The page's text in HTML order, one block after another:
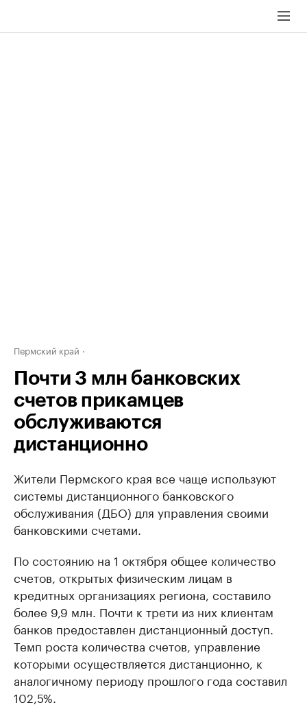
Пермский край
Почти 3 млн банковских
счетов прикамцев
обслуживаются
дистанционно
Жители Пермского края все чаще используют
системы дистанционного банковского
обслуживания (ДБО) для управления своими
банковскими счетами.
По состоянию на 1 октября общее количество
счетов, открытых физическим лицам в
кредитных организациях региона, составило
более 9,9 млн. Почти к трети из них клиентам
банков предоставлен дистанционный доступ.
Темп роста количества счетов, управление
которыми осуществляется дистанционно, к
аналогичному периоду прошлого года составил
102,5%.